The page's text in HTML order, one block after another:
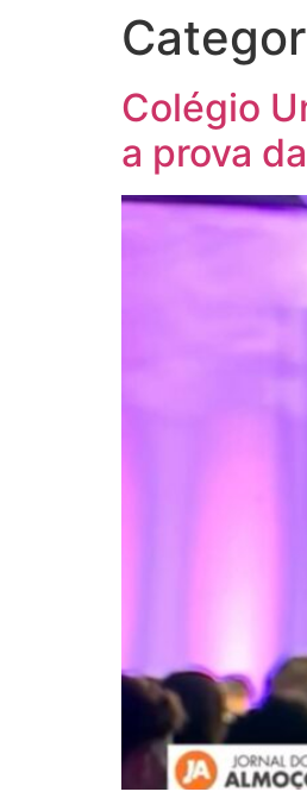
Colégio
a prova